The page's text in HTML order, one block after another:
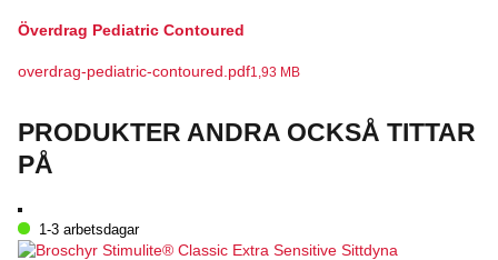
Överdrag Pediatric Contoured
overdrag-pediatric-contoured.pdf1,93 MB
PRODUKTER ANDRA OCKSÅ TITTAR
PÅ
1-3 arbetsdagar